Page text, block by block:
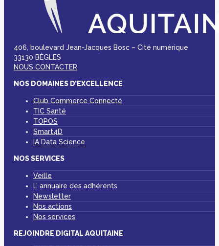
406, boulevard Jean-Jacques Bosc – Cité numérique
33130 BÈGLES
NOUS CONTACTER
NOS DOMAINES D’EXCELLENCE
Club Commerce Connecté
TIC Santé
TOPOS
Smart4D
IA Data Science
NOS SERVICES
Veille
L’ annuaire des adhérents
Newsletter
Nos actions
Nos services
REJOINDRE DIGITAL AQUITAINE